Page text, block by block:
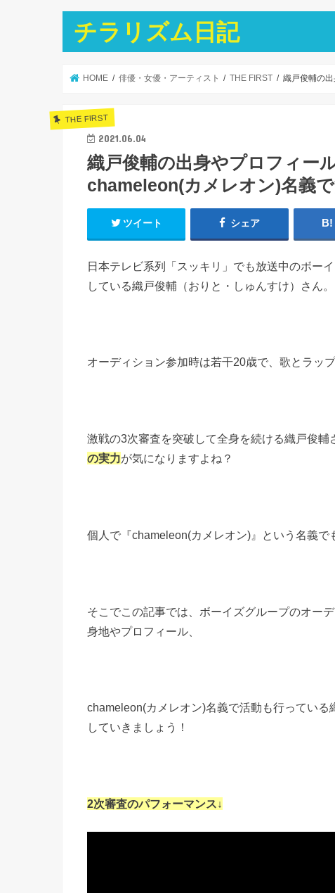
チラリズム日記
HOME 俳優・女優・アーティスト THE FIRST 織戸俊輔の
THE FIRST
2021.06.04
織戸俊輔の出身やプロフィー
chameleon(カメレオン)名義
ツイート シェア
日本テレビ系列「スッキリ」でも放送中のボー
している織戸俊輔（おりと・しゅんすけ）さん。
オーディション参加時は若干20歳で、歌とラッ
激戦の3次審査を突破して全身を続ける織戸俊輔
の実力が気になりますよね？
個人で『chameleon(カメレオン)』という名義で
そこでこの記事では、ボーイズグループのオー
身地やプロフィール、
chameleon(カメレオン)名義で活動も行ってい
していきましょう！
2次審査のパフォーマンス↓